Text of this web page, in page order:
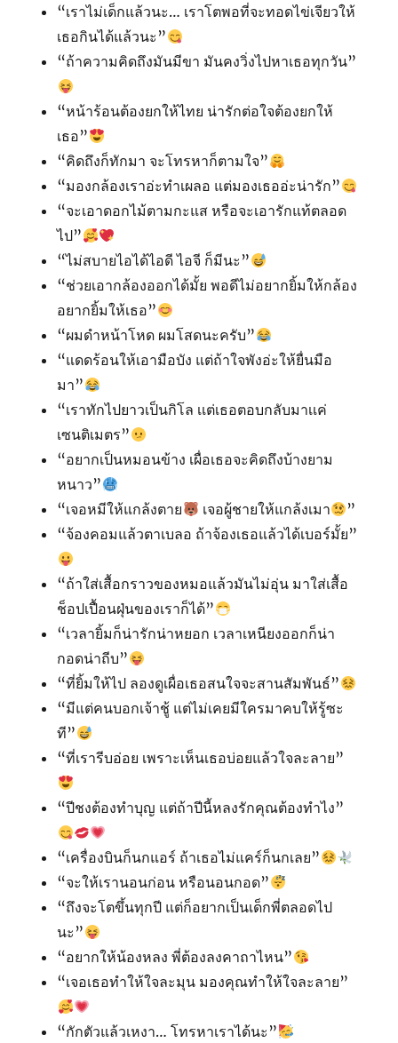
“เราไม่เด็กแล้วนะ… เราโตพอที่จะทอดไข่เจียวให้
เธอกินได้แล้วนะ”
“ถ้าความคิดถึงมันมีขา มันคงวิ่งไปหาเธอทุกวัน”
“หน้าร้อนต้องยกให้ไทย น่ารักต่อใจต้องยกให้
เธอ”
“คิดถึงก็ทักมา จะโทรหาก็ตามใจ”
“มองกล้องเราอ่ะทำเผลอ แต่มองเธออ่ะน่ารัก”
“จะเอาดอกไม้ตามกะแส หรือจะเอารักแท้ตลอด
ไป”
“ไม่สบายไอได้ไอดี ไอจี ก็มีนะ”
“ช่วยเอากล้องออกได้มั้ย พอดีไม่อยากยิ้มให้กล้อง
อยากยิ้มให้เธอ”
“ผมดำหน้าโหด ผมโสดนะครับ”
“แดดร้อนให้เอามือบัง แต่ถ้าใจพังอ่ะให้ยื่นมือ
มา”
“เราทักไปยาวเป็นกิโล เเต่เธอตอบกลับมาเเค่
เซนติเมตร”
“อยากเป็นหมอนข้าง เผื่อเธอจะคิดถึงบ้างยาม
หนาว”
“เจอหมีให้แกล้งตาย
เจอผู้ชายให้แกล้งเมา
”
“จ้องคอมแล้วตาเบลอ ถ้าจ้องเธอแล้วได้เบอร์มั้ย”
“ถ้าใส่เสื้อกราวของหมอแล้วมันไม่อุ่น มาใส่เสื้อ
ช็อปเปื้อนฝุ่นของเราก็ได้”
“เวลายิ้มก็น่ารักน่าหยอก เวลาเหนียงออกก็น่า
กอดน่าถีบ”
“ที่ยิ้มให้ไป ลองดูเผื่อเธอสนใจจะสานสัมพันธ์”
“มีแต่คนบอกเจ้าชู้ แต่ไม่เคยมีใครมาคบให้รู้ซะ
ที”
“ที่เรารีบอ่อย เพราะเห็นเธอบ่อยแล้วใจละลาย”
“ปีชงต้องทำบุญ แต่ถ้าปีนี้หลงรักคุณต้องทำไง”
“เครื่องบินก็นกแอร์ ถ้าเธอไม่แคร์ก็นกเลย”
“จะให้เรานอนก่อน หรือนอนกอด”
“ถึงจะโตขึ้นทุกปี​ แต่ก็อยากเป็นเด็กพี่ตลอดไป
นะ”
“อยากให้น้องหลง พี่ต้องลงคาถาไหน”
“เจอเธอทำให้ใจละมุน มองคุณทำให้ใจละลาย”
“กักตัวแล้วเหงา… โทรหาเราได้นะ”